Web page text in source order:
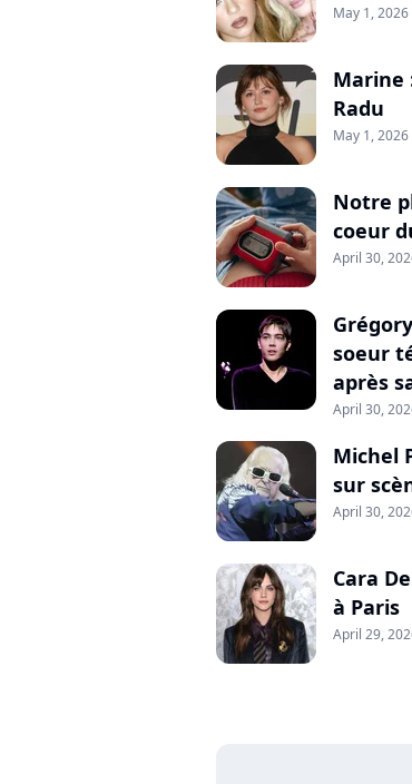
May 1, 2026
Marine
Radu
May 1, 2026
Notre
coeur
April 30,
soeur
après
April 30,
Michel
sur
April 30,
Cara
à Paris
April 29,